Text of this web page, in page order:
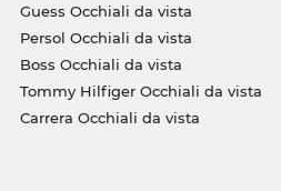
Guess Occhiali da vista
Persol Occhiali da vista
Boss Occhiali da vista
Tommy Hilfiger Occhiali da vista
Carrera Occhiali da vista